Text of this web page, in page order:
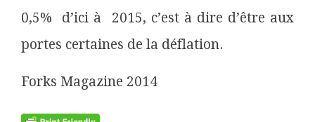
0,5% d’ici à 2015, c’est à dire d’être aux
portes certaines de la déflation.
Forks Magazine 2014